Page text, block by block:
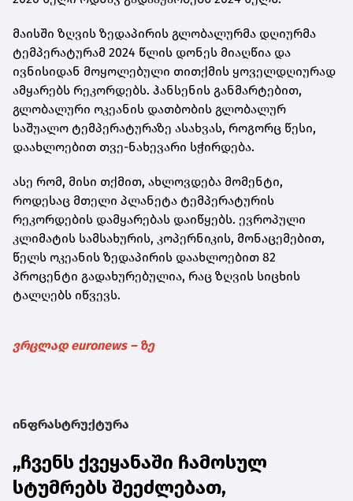
მაისში ზღვის ზედაპირის გლობალურმა დღიურმა
ტემპერატურამ 2024 წლის დონეს მიაღწია და
ივნისიდან მოყოლებული თითქმის ყოველდღიურად
ამყარებს რეკორდებს. ჰანსენის განმარტებით,
გლობალური ოკეანის დათბობის გლობალურ
საშუალო ტემპერატურაზე ასახვას, როგორც წესი,
დაახლოებით თვე-ნახევარი სჭირდება.
ასე რომ, მისი თქმით, ახლოვდება მომენტი,
როდესაც მთელი პლანეტა ტემპერატურის
რეკორდების დამყარებას დაიწყებს. ევროპული
კლიმატის სამსახურის, კოპერნიკის, მონაცემებით,
წელს ოკეანის ზედაპირის დაახლოებით 82
პროცენტი გადახურებულია, რაც ზღვის სიცხის
ტალღებს იწვევს.
ვრცლად euronews – ზე
ინფრასტრუქტურა
„ჩვენს ქვეყანაში ჩამოსულ
სტუმრებს შეეძლებათ,